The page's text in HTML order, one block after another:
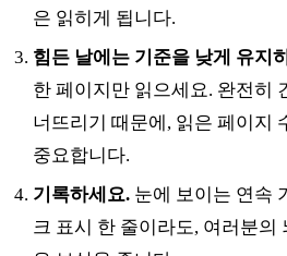
은 읽히게 됩니다.
힘든 날에는 기준을 낮게 유지
한 페이지만 읽으세요. 완전히
너뜨리기 때문에, 읽은 페이지
중요합니다.
기록하세요. 눈에 보이는 연속
크 표시 한 줄이라도, 여러분의